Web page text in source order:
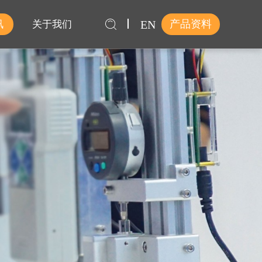
关于我们 产品资料
EN